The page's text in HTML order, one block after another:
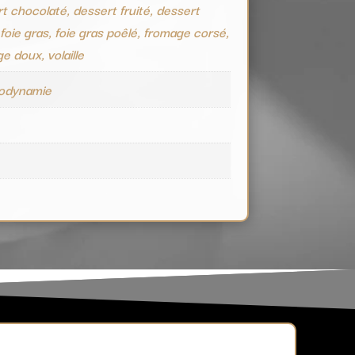
chocolaté, dessert fruité, dessert
gras, foie gras poêlé, fromage corsé,
doux, volaille